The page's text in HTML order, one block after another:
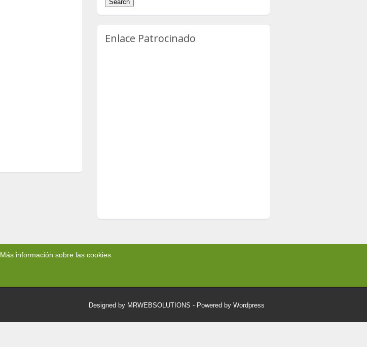
Enlace Patrocinado
Más información sobre las cookies
Designed by MRWEBSOLUTIONS - Powered by Wordpress